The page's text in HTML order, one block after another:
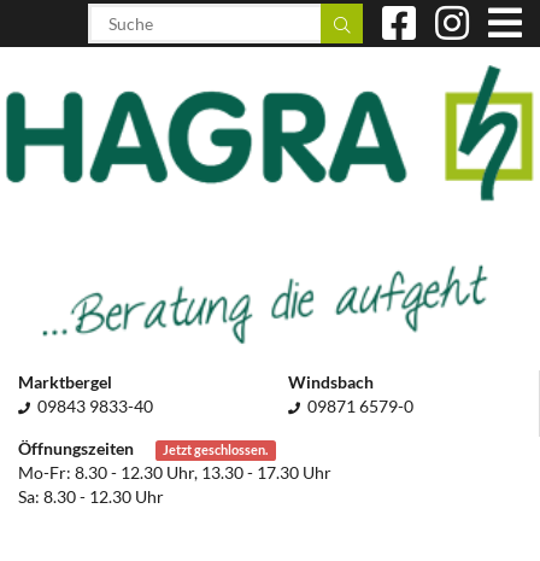
Marktbergel
09843 9833-40
Windsbach
09871 6579-0
Öffnungszeiten Jetzt geschlossen.
Mo-Fr: 8.30 - 12.30 Uhr, 13.30 - 17.30 Uhr
Sa: 8.30 - 12.30 Uhr